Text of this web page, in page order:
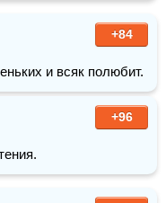
+84
и всяк полюбит.
+96